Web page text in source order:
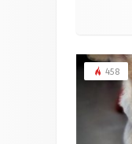
458